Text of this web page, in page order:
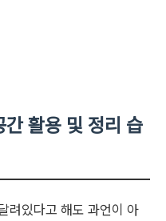
활용 및 정리 습
려있다고 해도 과언이 아